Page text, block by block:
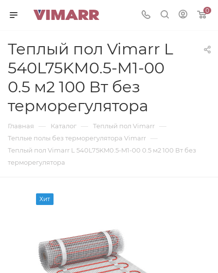
0
Теплый пол Vimarr L
540L75KM0.5-M1-00
0.5 м2 100 Вт без
терморегулятора
Главная — Каталог — Теплый пол Vimarr —
Теплые полы без терморегулятора Vimarr —
Теплый пол Vimarr L 540L75KM0.5-M1-00 0.5 м2 100 Вт без
терморегулятора
Хит